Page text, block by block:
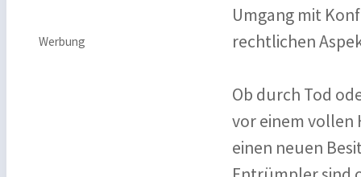
Werbung
Umgang mit
rechtlichen
Ob durch Tod
vor einem vollen
einen neuen